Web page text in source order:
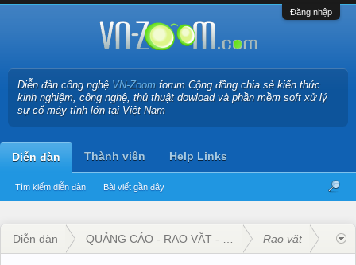
Đăng nhập
Diễn đàn công nghệ VN-Zoom forum Cộng đồng chia sẻ kiến thức
kinh nghiệm, công nghệ, thủ thuật dowload và phần mềm soft xử lý
sự cố máy tính lớn tại Việt Nam
Diễn đàn
Tìm kiếm diễn đàn Bài viết gần đây
Thành viên Help Links
Diễn đàn QUẢNG CÁO - RAO VẶT - KINH DOANH
Rao vặt